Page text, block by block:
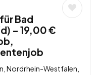
Bad
– 19,00 €
Nordrhein-Westfalen,